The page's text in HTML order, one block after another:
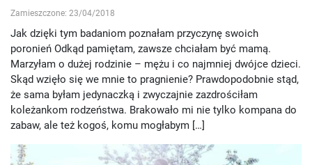
Zamieszczone: 23/04/2018
Jak dzięki tym badaniom poznałam przyczynę swoich
poronień Odkąd pamiętam, zawsze chciałam być mamą.
Marzyłam o dużej rodzinie – mężu i co najmniej dwójce dzieci.
Skąd wzięło się we mnie to pragnienie? Prawdopodobnie stąd,
że sama byłam jedynaczką i zwyczajnie zazdrościłam
koleżankom rodzeństwa. Brakowało mi nie tylko kompana do
zabaw, ale też kogoś, komu mogłabym […]